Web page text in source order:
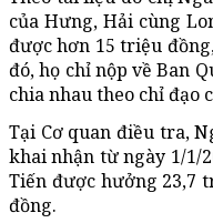
của Hưng, Hải cùng
được hơn 15 triệu
đó, họ chỉ nộp về Ban
chia nhau theo chỉ đạo
Tại Cơ quan điều tra,
khai nhận từ ngày 1/1/
Tiến được hưởng 23,7
đồng.